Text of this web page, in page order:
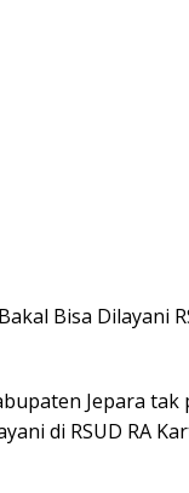
Bisa Dilayani
Jepara tak
di RSUD RA